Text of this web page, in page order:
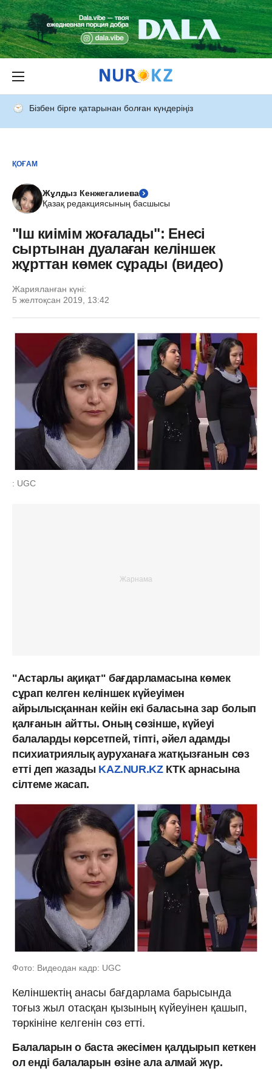
Бізбен бірге қатарынан болған күндеріңіз
ҚОҒАМ
Жұлдыз Кенжегалиева
Қазақ редакциясының басшысы
"Іш киімім жоғалады": Енесі
сыртынан дуалаған келіншек
жұрттан көмек сұрады (видео)
Жарияланған күні:
5 желтоқсан 2019, 13:42
: UGC
"Астарлы ақиқат" бағдарламасына көмек
сұрап келген келіншек күйеуімен
айрылысқаннан кейін екі баласына зар болып
қалғанын айтты. Оның сөзінше, күйеуі
балаларды көрсетпей, тіпті, әйел адамды
психиатриялық ауруханаға жатқызғанын сөз
етті деп жазады KAZ.NUR.KZКТК арнасына
сілтеме жасап.
Фото: Видеодан кадр: UGC
Келіншектің анасы бағдарлама барысында
тоғыз жыл отасқан қызының күйеуінен қашып,
төркініне келгенін сөз етті.
Балаларын о баста әкесімен қалдырып кеткен
ол енді балаларын өзіне ала алмай жүр.